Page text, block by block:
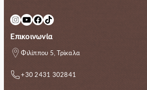
InstagramYouTube Facebook TikTok
Επικοινωνία
Φιλίππου 5, Τρίκαλα
+30 2431 302841